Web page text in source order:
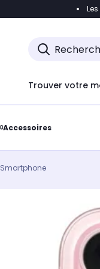
Accéder
Trouver votre
Accessoires
Smartphone